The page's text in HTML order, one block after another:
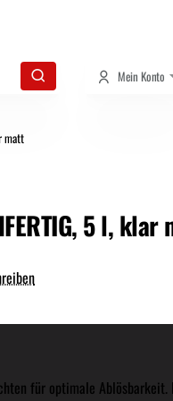
Mein Konto
matt
5 l, klar
für optimale